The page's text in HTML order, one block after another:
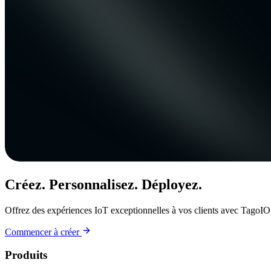
Créez. Personnalisez. Déployez.
Offrez des expériences IoT exceptionnelles à vos clients avec
Commencer à créer
Produits